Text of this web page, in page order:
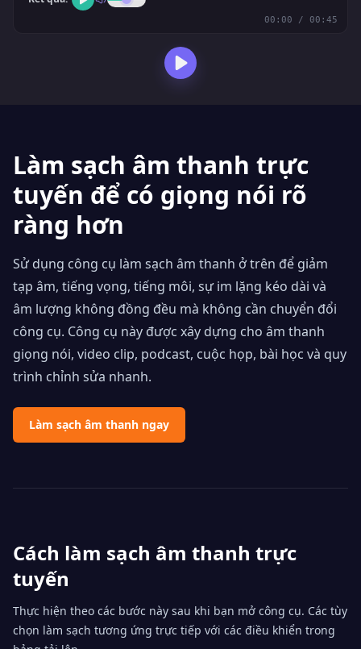
00:00 / 00:45
Làm sạch âm thanh trực
tuyến để có giọng nói rõ
ràng hơn
Sử dụng công cụ làm sạch âm thanh ở trên để giảm
tạp âm, tiếng vọng, tiếng môi, sự im lặng kéo dài và
âm lượng không đồng đều mà không cần chuyển đổi
công cụ. Công cụ này được xây dựng cho âm thanh
giọng nói, video clip, podcast, cuộc họp, bài học và quy
trình chỉnh sửa nhanh.
Làm sạch âm thanh ngay
Cách làm sạch âm thanh trực
tuyến
Thực hiện theo các bước này sau khi bạn mở công cụ. Các tùy
chọn làm sạch tương ứng trực tiếp với các điều khiển trong